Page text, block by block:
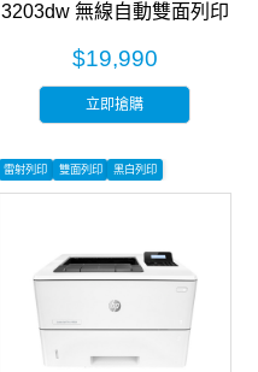
3203dw 無線自動雙面列印
$19,990
立即搶購
雷射列印 雙面列印 黑白列印